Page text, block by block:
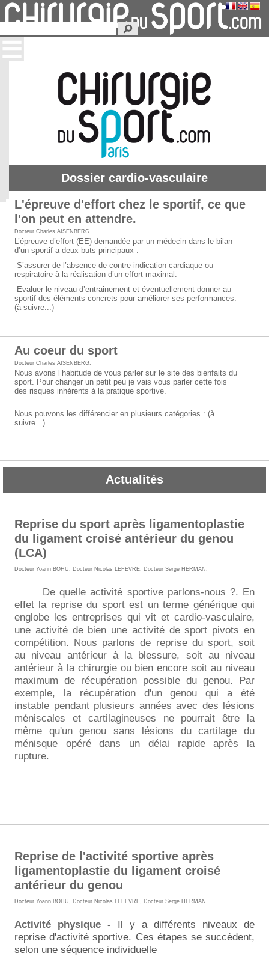
Dossier cardio-vasculaire
L'épreuve d'effort chez le sportif, ce que
l'on peut en attendre.
Docteur Charles AISENBERG.
L’épreuve d’effort (EE) demandée par un médecin dans le bilan
d’un sportif a deux buts principaux :
-S’assurer de l’absence de contre-indication cardiaque ou
respiratoire à la réalisation d’un effort maximal.
-Evaluer le niveau d’entrainement et éventuellement donner au
sportif des éléments concrets pour améliorer ses performances.
(à suivre...)
Au coeur du sport
Docteur Charles AISENBERG.
Nous avons l’habitude de vous parler sur le site des bienfaits du
sport. Pour changer un petit peu je vais vous parler cette fois
des risques inhérents à la pratique sportive.
Nous pouvons les différencier en plusieurs catégories : (à
suivre...)
Actualités
Reprise du sport après ligamentoplastie
du ligament croisé antérieur du genou
(LCA)
Docteur Yoann BOHU Docteur Nicolas LEFEVRE Docteur Serge HERMAN
De quelle activité sportive parlons-nous ?. En
effet la reprise du sport est un terme générique qui
englobe les entreprises qui vit et cardio-vasculaire,
une activité de bien une activité de sport pivots en
compétition. Nous parlons de reprise du sport, soit
au niveau antérieur à la blessure, soit au niveau
antérieur à la chirurgie ou bien encore soit au niveau
maximum de récupération possible du genou. Par
exemple, la récupération d'un genou qui a été
instable pendant plusieurs années avec des lésions
méniscales et cartilagineuses ne pourrait être la
même qu'un genou sans lésions du cartilage du
ménisque opéré dans un délai rapide après la
rupture.
Reprise de l'activité sportive après
ligamentoplastie du ligament croisé
antérieur du genou
Docteur Yoann BOHU, Docteur Nicolas LEFEVRE, Docteur Serge HERMAN .
Activité physique - Il y a différents niveaux de
reprise d'activité sportive. Ces étapes se succèdent,
selon une séquence individuelle